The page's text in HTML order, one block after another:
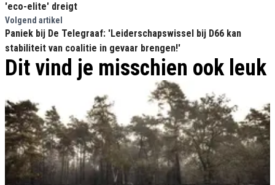
'eco-elite' dreigt
Volgend artikel
Paniek bij De Telegraaf: 'Leiderschapswissel bij D66 kan
stabiliteit van coalitie in gevaar brengen!'
Dit vind je misschien ook leuk